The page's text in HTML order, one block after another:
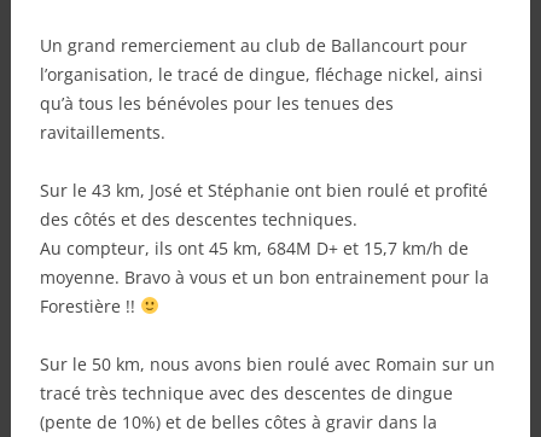
Un grand remerciement au club de Ballancourt pour
l’organisation, le tracé de dingue, fléchage nickel, ainsi
qu’à tous les bénévoles pour les tenues des
ravitaillements.
Sur le 43 km, José et Stéphanie ont bien roulé et profité
des côtés et des descentes techniques.
Au compteur, ils ont 45 km, 684M D+ et 15,7 km/h de
moyenne. Bravo à vous et un bon entrainement pour la
Forestière !!
Sur le 50 km, nous avons bien roulé avec Romain sur un
tracé très technique avec des descentes de dingue
(pente de 10%) et de belles côtes à gravir dans la